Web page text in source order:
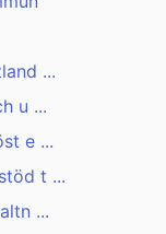
...
u ...
e ...
t ...
...